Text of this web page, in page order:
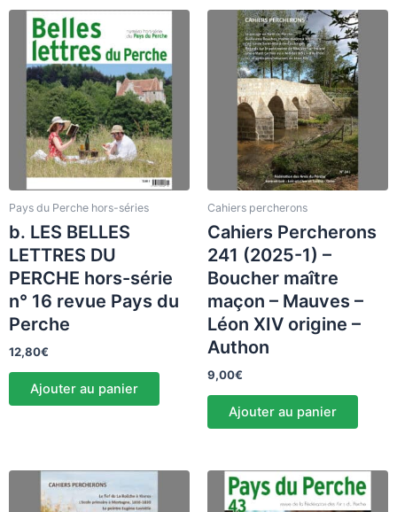
Pays du Perche hors-séries
b. LES BELLES
LETTRES DU
PERCHE hors-série
n° 16 revue Pays du
Perche
12,80€
Ajouter au panier
Cahiers percherons
Cahiers Percherons
241 (2025-1) –
Boucher maître
maçon – Mauves –
Léon XIV origine –
Authon
9,00€
Ajouter au panier